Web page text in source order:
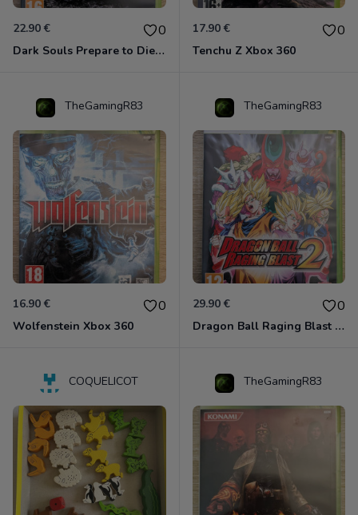
22.90 € 0
Dark Souls Prepare to Die Edition XBOX 360
17.90 € 0
Tenchu Z Xbox 360
TheGamingR83
16.90 € 0
Wolfenstein Xbox 360
TheGamingR83
29.90 € 0
Dragon Ball Raging Blast 2 Xbox 360
COQUELICOT TheGamingR83